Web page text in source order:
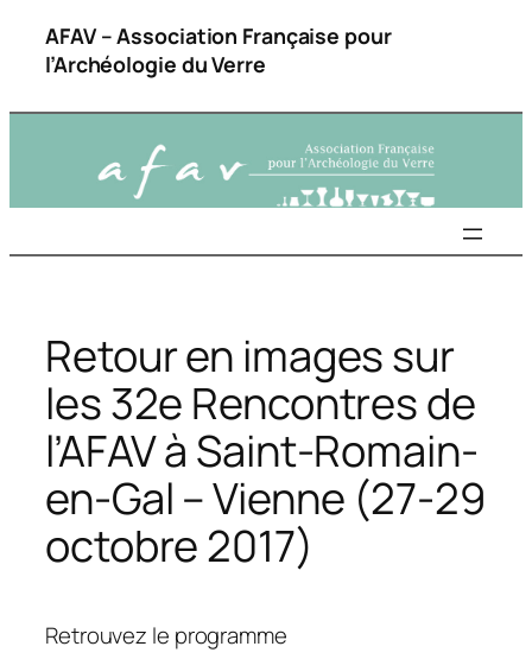
Aller
contenu
AFAV – Association Française pour
l’Archéologie du Verre
Retour en images sur
les 32e Rencontres de
l’AFAV à Saint-Romain-
en-Gal – Vienne (27-29
octobre 2017)
Retrouvez le programme